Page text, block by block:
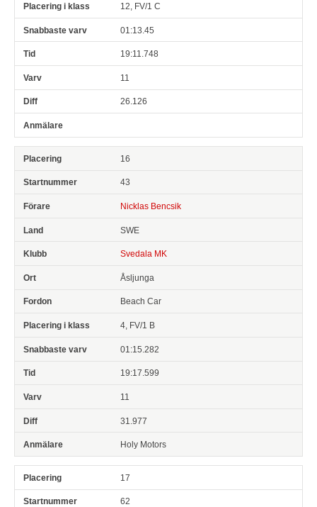
12, FV/1 C
01:13.45
19:11.748
11
26.126
16
43
Nicklas Bencsik
SWE
Svedala MK
Åsljunga
Beach Car
4, FV/1 B
01:15.282
19:17.599
11
31.977
Holy Motors
17
62